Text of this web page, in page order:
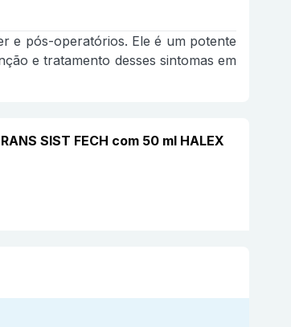
e pós-operatórios. Ele é um potente
e tratamento desses sintomas em
SIST FECH com 50 ml HALEX